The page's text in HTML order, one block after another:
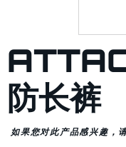
防长裤
如果您对此产品感兴趣，